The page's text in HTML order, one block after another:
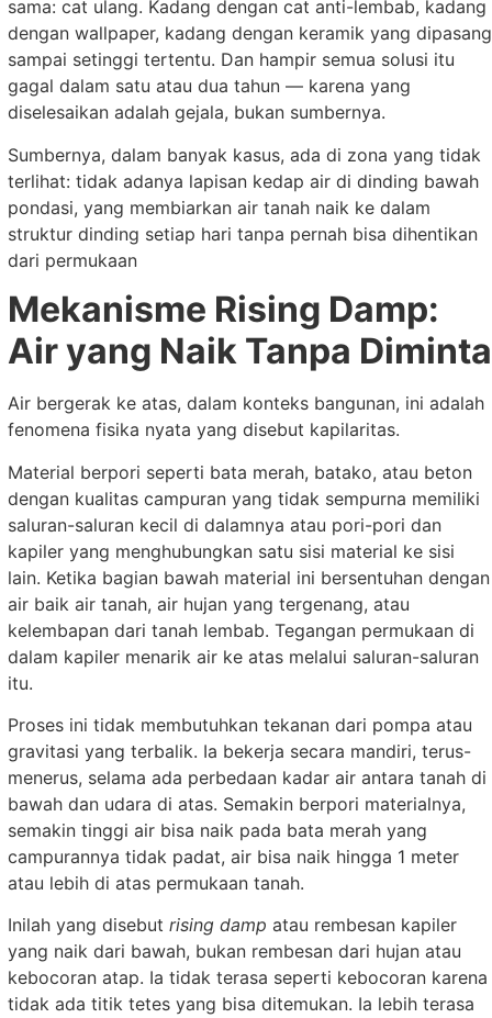
sama: cat ulang. Kadang dengan cat anti-lembab, kadang
dengan wallpaper, kadang dengan keramik yang dipasang
sampai setinggi tertentu. Dan hampir semua solusi itu
gagal dalam satu atau dua tahun — karena yang
diselesaikan adalah gejala, bukan sumbernya.
Sumbernya, dalam banyak kasus, ada di zona yang tidak
terlihat: tidak adanya lapisan kedap air di dinding bawah
pondasi, yang membiarkan air tanah naik ke dalam
struktur dinding setiap hari tanpa pernah bisa dihentikan
dari permukaan
Mekanisme Rising Damp:
Air yang Naik Tanpa Diminta
Air bergerak ke atas, dalam konteks bangunan, ini adalah
fenomena fisika nyata yang disebut kapilaritas.
Material berpori seperti bata merah, batako, atau beton
dengan kualitas campuran yang tidak sempurna memiliki
saluran-saluran kecil di dalamnya atau pori-pori dan
kapiler yang menghubungkan satu sisi material ke sisi
lain. Ketika bagian bawah material ini bersentuhan dengan
air baik air tanah, air hujan yang tergenang, atau
kelembapan dari tanah lembab. Tegangan permukaan di
dalam kapiler menarik air ke atas melalui saluran-saluran
itu.
Proses ini tidak membutuhkan tekanan dari pompa atau
gravitasi yang terbalik. Ia bekerja secara mandiri, terus-
menerus, selama ada perbedaan kadar air antara tanah di
bawah dan udara di atas. Semakin berpori materialnya,
semakin tinggi air bisa naik pada bata merah yang
campurannya tidak padat, air bisa naik hingga 1 meter
atau lebih di atas permukaan tanah.
Inilah yang disebut rising damp atau rembesan kapiler
yang naik dari bawah, bukan rembesan dari hujan atau
kebocoran atap. Ia tidak terasa seperti kebocoran karena
tidak ada titik tetes yang bisa ditemukan. Ia lebih terasa